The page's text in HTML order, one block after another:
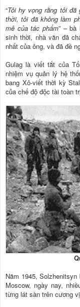
“Tôi hy vọng rằng tôi
thời, tôi đã không làm
mê của tác phẩm” – bà
sinh thời, nhà văn đã
nhất của ông, và đã đề
Gulag là viết tắt của
nhiệm vụ quản lý hệ
bang Xô-viết thời kỳ
của chế độ độc tài toàn
Năm 1945,
Moscow, ngày nay,
từng lát sàn trên cương